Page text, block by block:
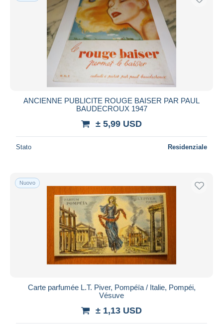
ANCIENNE PUBLICITE ROUGE BAISER PAR PAUL
BAUDECROUX 1947
± 5,99 USD
Stato Residenziale
Nuovo
Carte parfumée L.T. Piver, Pompéïa / Italie, Pompéi,
Vésuve
± 1,13 USD